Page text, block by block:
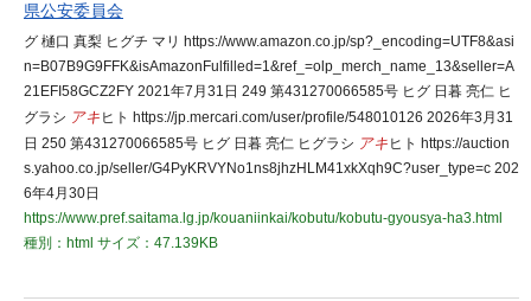
県公安委員会
グ 樋口 真梨 ヒグチ マリ https://www.amazon.co.jp/sp?_encoding=UTF8&asi
n=B07B9G9FFK&isAmazonFulfilled=1&ref_=olp_merch_name_13&seller=A
21EFI58GCZ2FY 2021年7月31日 249 第431270066585号 ヒグ 日暮 亮仁 ヒ
グラシ アキ ヒト https://jp.mercari.com/user/profile/548010126 2026年3月31
日 250 第431270066585号 ヒグ 日暮 亮仁 ヒグラシ アキ ヒト https://auction
s.yahoo.co.jp/seller/G4PyKRVYNo1ns8jhzHLM41xkXqh9C?user_type=c 202
6年4月30日
https://www.pref.saitama.lg.jp/kouaniinkai/kobutu/kobutu-gyousya-ha3.html
種別：html サイズ：47.139KB